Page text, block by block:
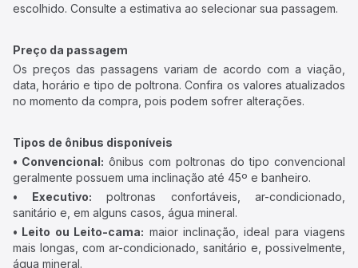
escolhido. Consulte a estimativa ao selecionar sua passagem.
Preço da passagem
Os preços das passagens variam de acordo com a viação,
data, horário e tipo de poltrona. Confira os valores atualizados
no momento da compra, pois podem sofrer alterações.
Tipos de ônibus disponíveis
• Convencional: ônibus com poltronas do tipo convencional
geralmente possuem uma inclinação até 45º e banheiro.
• Executivo: poltronas confortáveis, ar-condicionado,
sanitário e, em alguns casos, água mineral.
• Leito ou Leito-cama: maior inclinação, ideal para viagens
mais longas, com ar-condicionado, sanitário e, possivelmente,
água mineral.